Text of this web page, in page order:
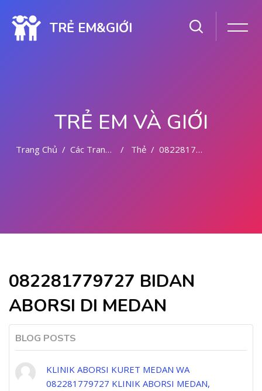
TRẺ EM&GIỚI
TRẺ EM VÀ GIỚI
Trang Chủ Các Trang Của Hệ Thống Thẻ 082281779727 BIDAN ABORSI DI MEDAN
082281779727 BIDAN
ABORSI DI MEDAN
BLOG POSTS
KLINIK ABORSI KURET MEDAN WA
082281779727 KLINIK ABORSI MEDAN,